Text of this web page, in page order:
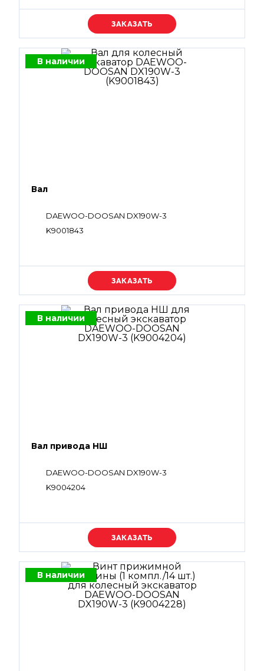
Уточняйте цену
В наличии
Вал
DAEWOO-DOOSAN DX190W-3
K9001843
Уточняйте цену
В наличии
Вал привода НШ
DAEWOO-DOOSAN DX190W-3
K9004204
Уточняйте цену
В наличии